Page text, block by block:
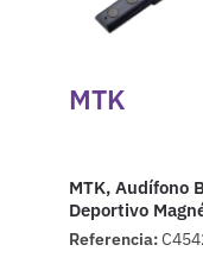
MTK
MTK, Audífono
Deportivo
Referencia: